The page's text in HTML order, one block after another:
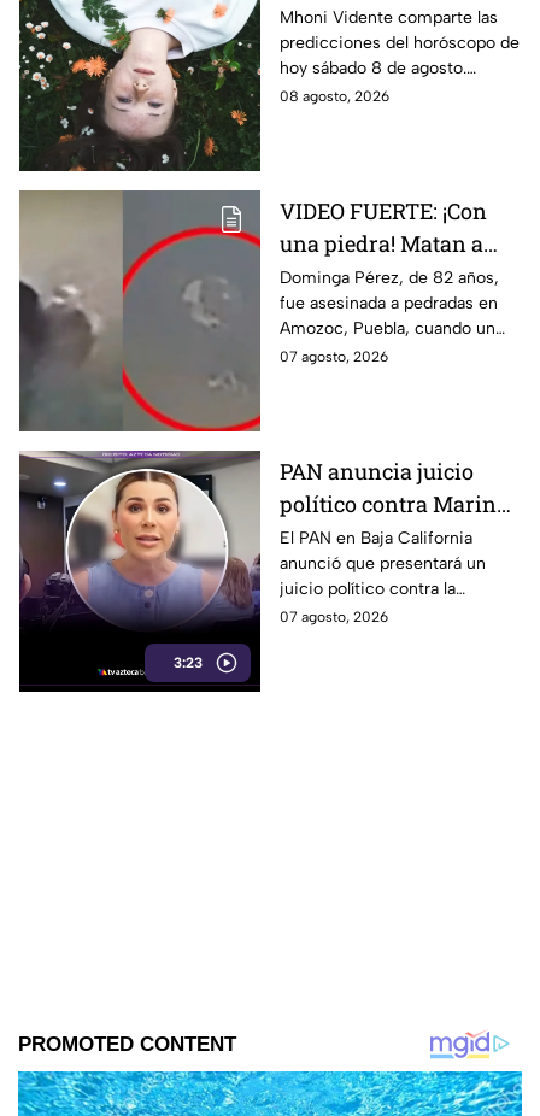
sábado 8 de agosto
¡Cierre de ciclo!
Mhoni Vidente comparte las
predicciones del horóscopo de
hoy sábado 8 de agosto.
Descubre qué signos vivirán
08 agosto, 2026
VIDEO FUERTE: ¡Con
una piedra! Matan a
vendedora de cemitas
de 82 años mientras iba
a su casa
Dominga Pérez, de 82 años,
fue asesinada a pedradas en
Amozoc, Puebla, cuando un
sujeto le robó los 90 pesos
07 agosto, 2026
3:23
PAN anuncia juicio
político contra Marina
del Pilar y la fiscal de
Baja California
El PAN en Baja California
anunció que presentará un
juicio político contra la
gobernadora y la fiscal del
07 agosto, 2026